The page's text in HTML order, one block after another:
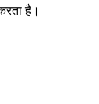
है।